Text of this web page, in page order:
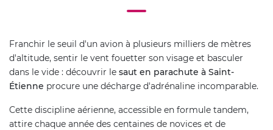
Franchir le seuil d'un avion à plusieurs milliers de mètres
d'altitude, sentir le vent fouetter son visage et basculer
dans le vide : découvrir le saut en parachute à Saint-
Étienne procure une décharge d'adrénaline incomparable.
Cette discipline aérienne, accessible en formule tandem,
attire chaque année des centaines de novices et de